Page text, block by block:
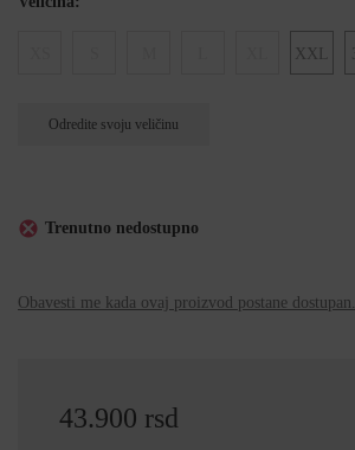
XXL
Odredite svoju veličinu
Trenutno nedostupno
Obavesti me kada ovaj proizvod postane dostupan.
43.900 rsd